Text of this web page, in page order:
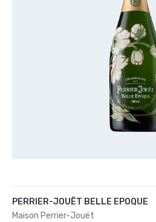
PERRIER-JOUËT BELLE EPOQUE
Maison Perrier-Jouët